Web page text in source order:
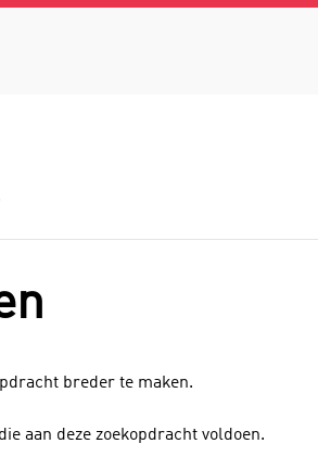
breder te maken.
aan deze zoekopdracht voldoen.